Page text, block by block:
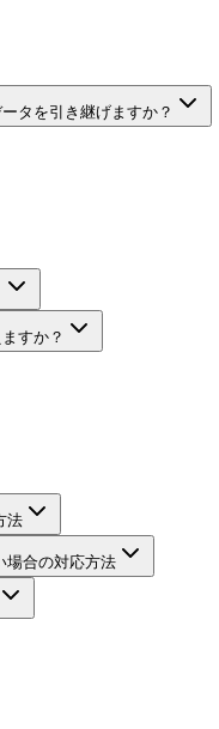
タを引き継げますか？
すか？
法
場合の対応方法